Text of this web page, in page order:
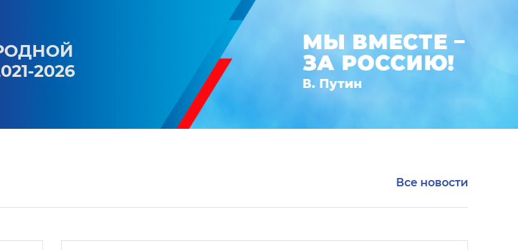
2026
Все новости